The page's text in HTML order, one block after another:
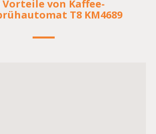
Vorteile von Kaffee-
T8 KM4689